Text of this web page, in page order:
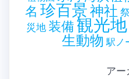
名 珍百景神社
災地 装備観光地
生動物 駅ノ
アー